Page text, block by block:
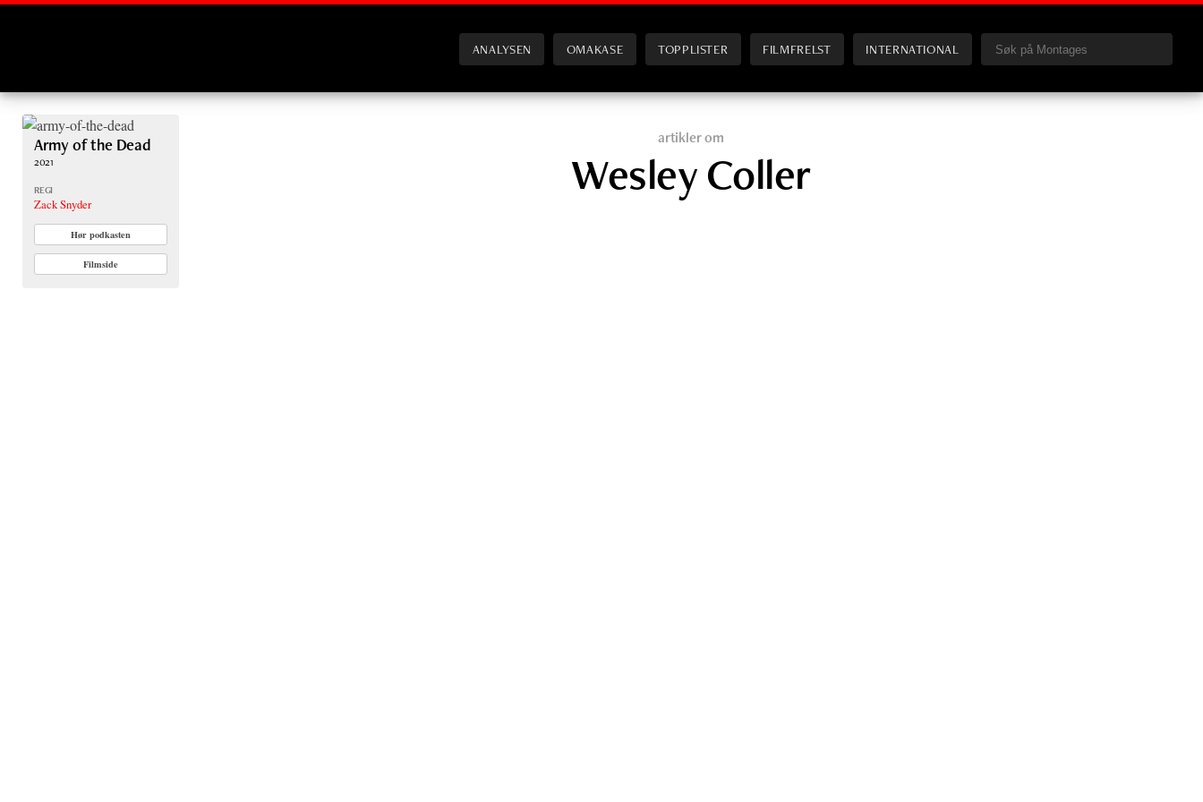
ANALYSEN OMAKASE TOPPLISTER FILMFRELST INTERNATIONAL
Army of the Dead
2021
REGI
Zack Snyder
Hør podkasten
Filmside
artikler om
Wesley Coller